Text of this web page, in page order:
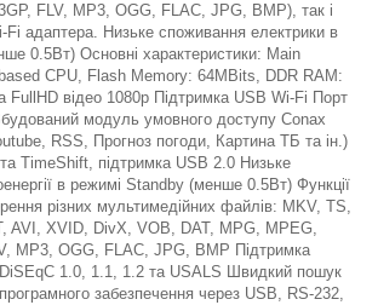
FLV, MP3, OGG, FLAC, JPG, BMP), так і
адаптера. Низьке споживання електрики в
0.5Вт) Основні характеристики: Main
CPU, Flash Memory: 64MBits, DDR RAM:
FullHD відео 1080p Підтримка USB Wi-Fi Порт
модуль умовного доступу Conax
RSS, Прогноз погоди, Картина ТБ та ін.)
TimeShift, підтримка USB 2.0 Низьке
в режимі Standby (менше 0.5Вт) Функції
різних мультимедійних файлів: MKV, TS,
AVI, XVID, DivX, VOB, DAT, MPG, MPEG,
MP3, OGG, FLAC, JPG, BMP Підтримка
1.0, 1.1, 1.2 та USALS Швидкий пошук
забезпечення через USB, RS-232,